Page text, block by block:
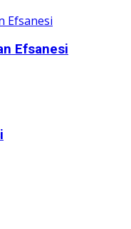
Efsanesi